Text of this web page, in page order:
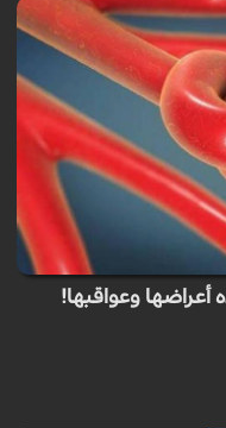
وعواقبها!